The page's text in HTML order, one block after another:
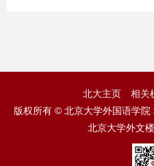
北大主页 相关
版权所有 © 北京大学外国语学
北京大学外文